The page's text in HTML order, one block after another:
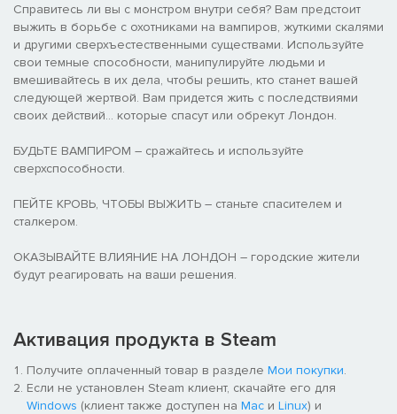
Справитесь ли вы с монстром внутри себя? Вам предстоит
выжить в борьбе с охотниками на вампиров, жуткими скалями
и другими сверхъестественными существами. Используйте
свои темные способности, манипулируйте людьми и
вмешивайтесь в их дела, чтобы решить, кто станет вашей
следующей жертвой. Вам придется жить с последствиями
своих действий... которые спасут или обрекут Лондон.
БУДЬТЕ ВАМПИРОМ – сражайтесь и используйте
сверхспособности.
ПЕЙТЕ КРОВЬ, ЧТОБЫ ВЫЖИТЬ – станьте спасителем и
сталкером.
ОКАЗЫВАЙТЕ ВЛИЯНИЕ НА ЛОНДОН – городские жители
будут реагировать на ваши решения.
Активация продукта в Steam
Получите оплаченный товар в разделе Мои покупки.
Если не установлен Steam клиент, скачайте его для
Windows (клиент также доступен на Mac и Linux) и